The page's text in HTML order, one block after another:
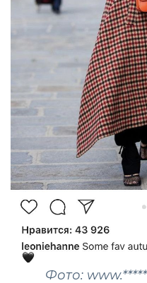
Фото: